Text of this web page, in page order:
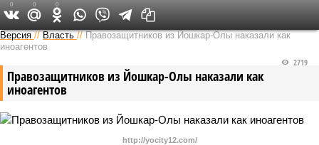
Версия в Чувашии
Версия //Власть //Правозащитников из Йошкар-Олы наказали как
иноагентов
Правозащитников из Йошкар-Олы наказали как
иноагентов
2719
http://yocity12.com/
0 0 0